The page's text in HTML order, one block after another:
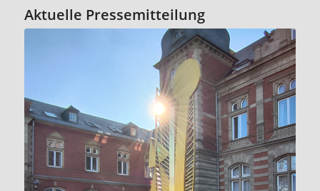
Aktuelle Pressemitteilung